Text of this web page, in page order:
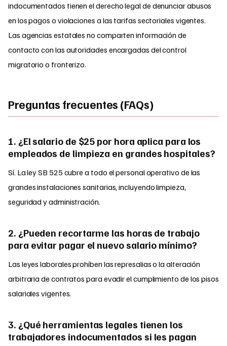
indocumentados tienen el derecho legal de denunciar abusos
en los pagos o violaciones a las tarifas sectoriales vigentes.
Las agencias estatales no comparten información de
contacto con las autoridades encargadas del control
migratorio o fronterizo.
Preguntas frecuentes (FAQs)
1. ¿El salario de $25 por hora aplica para los
empleados de limpieza en grandes hospitales?
Sí. La ley SB 525 cubre a todo el personal operativo de las
grandes instalaciones sanitarias, incluyendo limpieza,
seguridad y administración.
2. ¿Pueden recortarme las horas de trabajo
para evitar pagar el nuevo salario mínimo?
Las leyes laborales prohíben las represalias o la alteración
arbitraria de contratos para evadir el cumplimiento de los pisos
salariales vigentes.
3. ¿Qué herramientas legales tienen los
trabajadores indocumentados si les pagan